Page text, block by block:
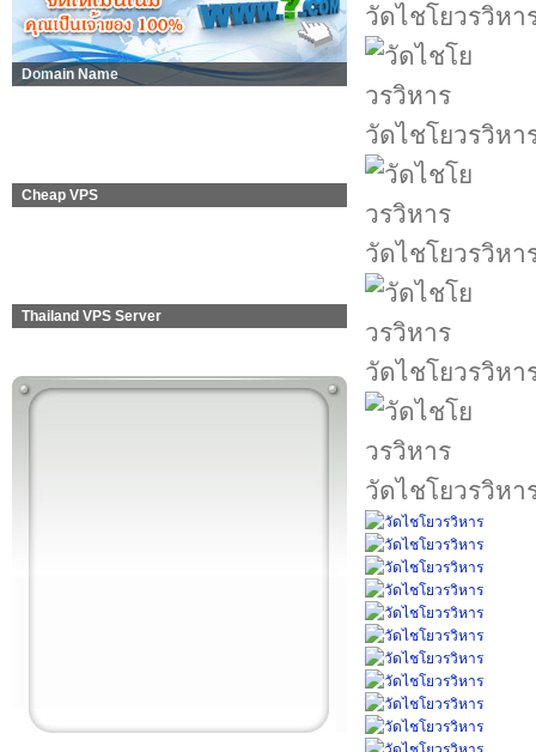
Domain Name
Cheap VPS
Thailand VPS Server
วัดไชโยวรวิหา
วัดไชโยวรวิหา
วัดไชโยวรวิหา
วัดไชโยวรวิหา
วัดไชโยวรวิหา